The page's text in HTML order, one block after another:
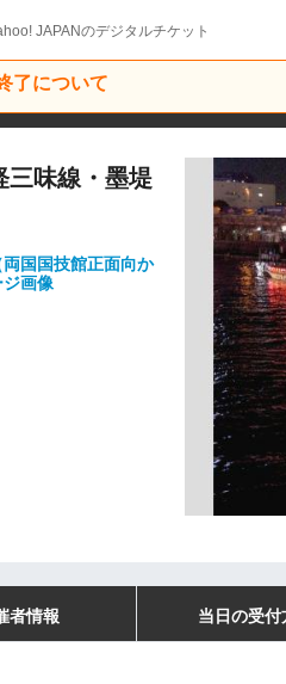
JAPANのデジタルチケット
了について
三味線・墨堤
国国技館正面向か
画像
者情報 当日の受付